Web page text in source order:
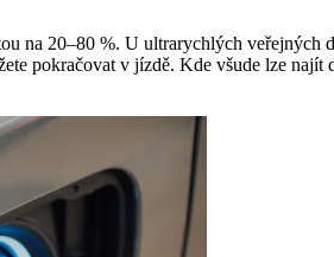
na 20–80 %. U ultrarychlých
pokračovat v jízdě. Kde všude lze